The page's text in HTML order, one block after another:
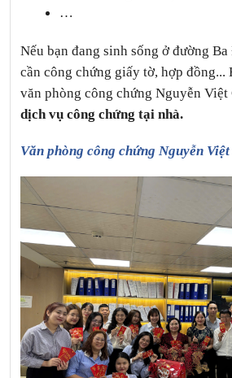
…
Nếu bạn đang sinh sống ở đường
cần công chứng giấy tờ, hợp đồng...
văn phòng công chứng Nguyễn Việt
dịch vụ công chứng tại nhà.
Văn phòng công chứng Nguyễn